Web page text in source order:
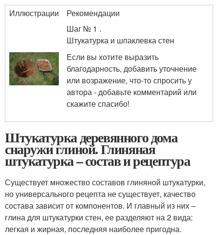
Иллюстрации
Рекомендации
Шаг № 1 .
Штукатурка и шпаклевка стен
Если вы хотите выразить
благодарность, добавить уточнение
или возражение, что-то спросить у
автора - добавьте комментарий или
скажите спасибо!
Штукатурка деревянного дома
снаружи глиной. Глиняная
штукатурка – состав и рецептура
Существует множество составов глиняной штукатурки,
но универсального рецепта не существует, качество
состава зависит от компонентов. И главный из них –
глина для штукатурки стен, ее разделяют на 2 вида:
легкая и жирная, последняя наиболее пригодна.